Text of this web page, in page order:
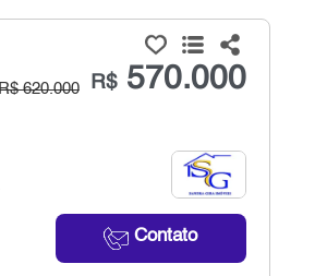
R$570.000
620.000
Contato